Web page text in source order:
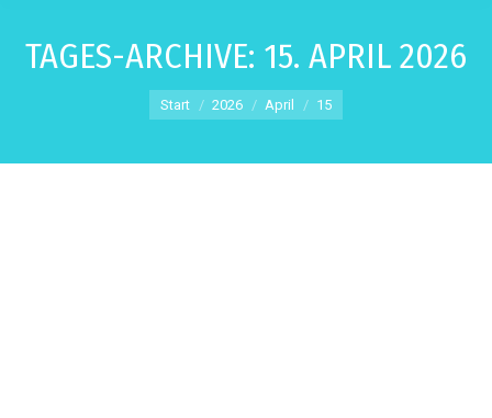
TAGES-ARCHIVE: 15. APRIL 2026
Sie befinden sich hier:
Start 2026 April 15